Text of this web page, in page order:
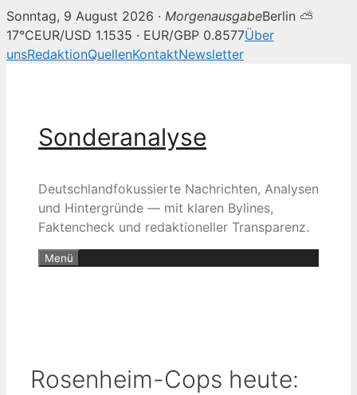
Sonntag, 9 August 2026 · MorgenausgabeBerlin ⛅
17°CEUR/USD 1.1535 · EUR/GBP 0.8577Über
unsRedaktionQuellenKontaktNewsletter
Sonderanalyse
Deutschlandfokussierte Nachrichten, Analysen
und Hintergründe — mit klaren Bylines,
Faktencheck und redaktioneller Transparenz.
Menü
Rosenheim-Cops heute: